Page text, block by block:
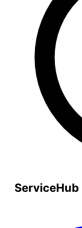
ServiceHub